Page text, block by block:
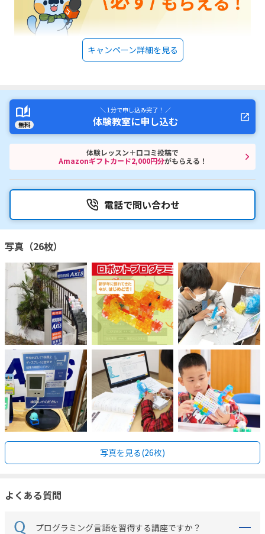
キャンペーン詳細を見る
無料
＼ 1分で申し込み完了！ ／
体験教室に申し込む
体験レッスン＋口コミ投稿で
Amazonギフトカード2,000円分がもらえる！
電話で問い合わせ
写真（26枚）
写真を見る(26枚)
よくある質問
プログラミング言語を習得する講座ですか？